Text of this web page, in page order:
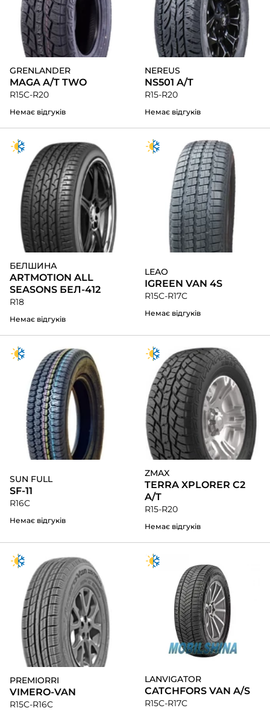
GRENLANDER
MAGA A/T TWO
R15C-R20
Немає відгуків
NEREUS
NS501 A/T
R15-R20
Немає відгуків
БЕЛШИНА
ARTMOTION ALL
SEASONS БЕЛ-412
R18
Немає відгуків
LEAO
IGREEN VAN 4S
R15C-R17C
Немає відгуків
SUN FULL
SF-11
R16C
Немає відгуків
ZMAX
TERRA XPLORER C2
A/T
R15-R20
Немає відгуків
PREMIORRI
VIMERO-VAN
R15C-R16C
LANVIGATOR
CATCHFORS VAN A/S
R15C-R17C